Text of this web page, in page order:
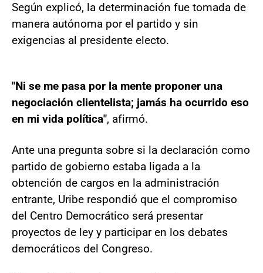
Según explicó, la determinación fue tomada de
manera autónoma por el partido y sin
exigencias al presidente electo.
"Ni se me pasa por la mente proponer una
negociación clientelista; jamás ha ocurrido eso
en mi vida política", afirmó.
Ante una pregunta sobre si la declaración como
partido de gobierno estaba ligada a la
obtención de cargos en la administración
entrante, Uribe respondió que el compromiso
del Centro Democrático será presentar
proyectos de ley y participar en los debates
democráticos del Congreso.